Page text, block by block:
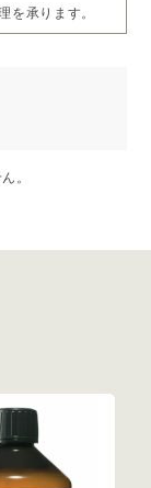
を承ります。
。